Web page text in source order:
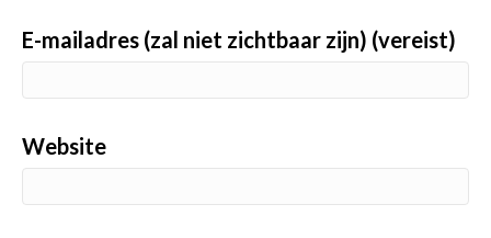
E-mailadres (zal niet zichtbaar zijn) (vereist)
Website